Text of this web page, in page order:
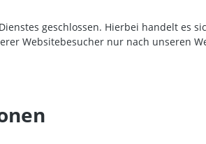
geschlossen. Hierbei handelt es
Websitebesucher nur nach unseren